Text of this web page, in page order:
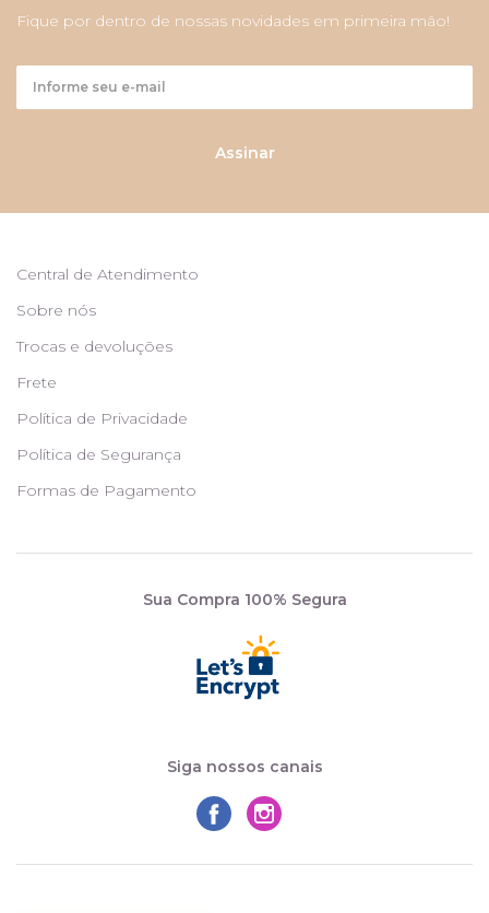
Fique por dentro de nossas novidades em primeira mão!
Assinar
Central de Atendimento
Sobre nós
Trocas e devoluções
Frete
Política de Privacidade
Política de Segurança
Formas de Pagamento
Sua Compra 100% Segura
Siga nossos canais